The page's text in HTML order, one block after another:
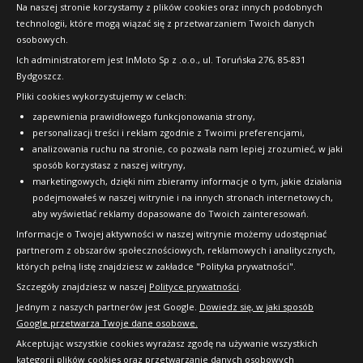
Na naszej stronie korzystamy z plików cookies oraz innych podobnych
technologii, które mogą wiązać się z przetwarzaniem Twoich danych
osobowych.
Ich administratorem jest InMoto Sp z .o.o., ul. Toruńska 276, 85-831
Bydgoszcz.
Pliki cookies wykorzystujemy w celach:
zapewnienia prawidłowego funkcjonowania strony,
personalizacji treści i reklam zgodnie z Twoimi preferencjami,
analizowania ruchu na stronie, co pozwala nam lepiej zrozumieć, w jaki
sposób korzystasz z naszej witryny,
marketingowych, dzięki nim zbieramy informacje o tym, jakie działania
podejmowałeś w naszej witrynie i na innych stronach internetowych,
aby wyświetlać reklamy dopasowane do Twoich zainteresowań.
Informacje o Twojej aktywności w naszej witrynie możemy udostępniać
partnerom z obszarów społecznościowych, reklamowych i analitycznych,
których pełną listę znajdziesz w zakładce "Polityka prywatności".
Szczegóły znajdziesz w naszej Polityce prywatności.
Jednym z naszych partnerów jest Google. Dowiedz się, w jaki sposób
Google przetwarza Twoje dane osobowe.
Akceptując wszystkie cookies wyrażasz zgodę na używanie wszystkich
kategorii plików cookies oraz przetwarzanie danych osobowych
Raty
FAQ
OFICJALNY PARTNER